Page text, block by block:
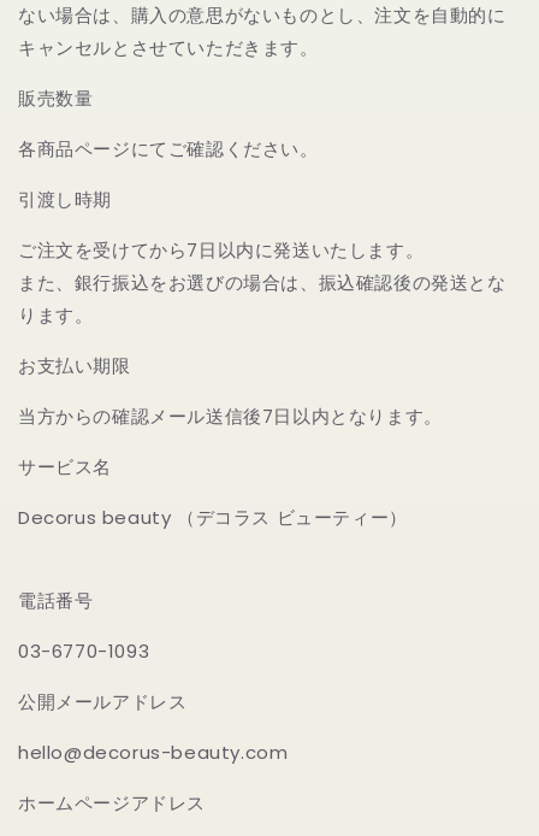
ない場合は、購入の意思がないものとし、注文を自動的に
キャンセルとさせていただきます。
販売数量
各商品ページにてご確認ください。
引渡し時期
ご注文を受けてから7日以内に発送いたします。
また、銀行振込をお選びの場合は、振込確認後の発送とな
ります。
お支払い期限
当方からの確認メール送信後7日以内となります。
サービス名
Decorus beauty （デコラス ビューティー）
電話番号
03-6770-1093
公開メールアドレス
hello@decorus-beauty.com
ホームページアドレス